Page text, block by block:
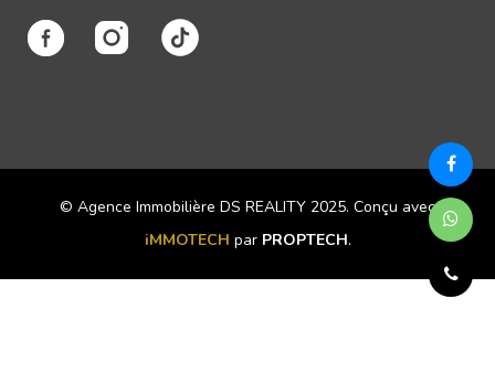
© Agence Immobilière DS REALITY 2025. Conçu avec
iMMOTECH par PROPTECH.